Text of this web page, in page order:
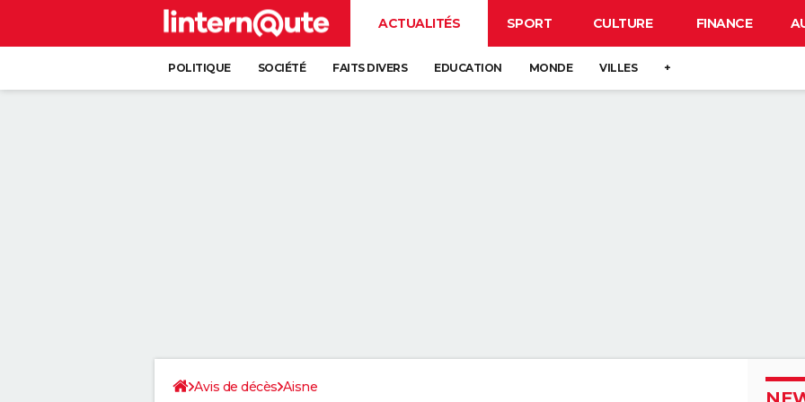
ACTUALITÉS SPORT CULTURE FINANCE
POLITIQUE SOCIÉTÉ FAITS DIVERS EDUCATION MONDE VILLES +
Avis de décès Aisne